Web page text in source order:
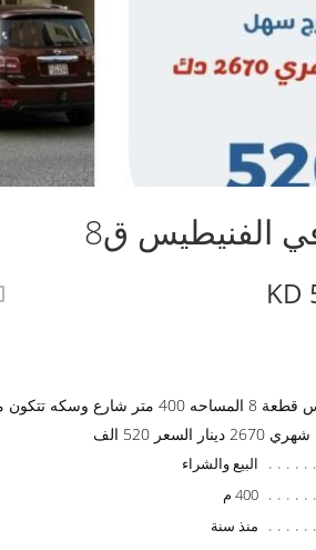
في الفنيطيس ق8
KD
520 الف
البيع والشراء
400 م
منذ سنة